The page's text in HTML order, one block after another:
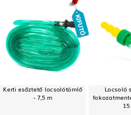
Kerti esőztető locsolótömlő
- 7,5 m
Locsoló